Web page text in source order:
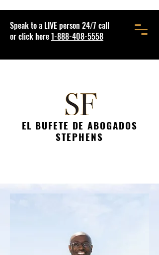
Speak to a LIVE person 24/7 call
or click here1-888-408-5558
EL BUFETE DE ABOGADOS
STEPHENS